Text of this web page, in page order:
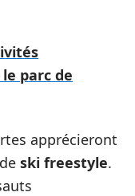
parc de
apprécieront
ski freestyle.